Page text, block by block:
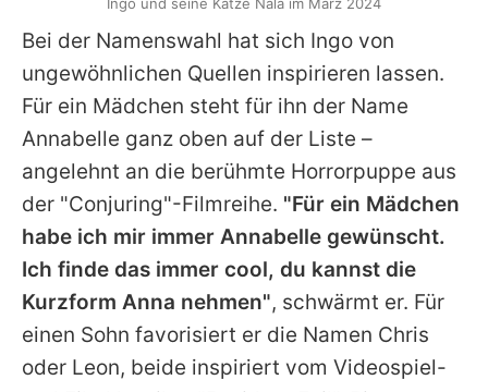
Bei der Namenswahl hat sich Ingo von
ungewöhnlichen Quellen inspirieren lassen.
Für ein Mädchen steht für ihn der Name
Annabelle ganz oben auf der Liste –
angelehnt an die berühmte Horrorpuppe aus
der "Conjuring"-Filmreihe. "Für ein Mädchen
habe ich mir immer Annabelle gewünscht.
Ich finde das immer cool, du kannst die
Kurzform Anna nehmen", schwärmt er. Für
einen Sohn favorisiert er die Namen Chris
oder Leon, beide inspiriert vom Videospiel-
Ingo und seine Katze Nala im März 2024